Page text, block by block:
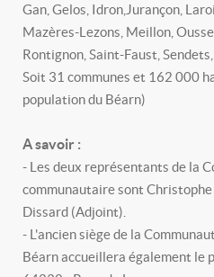
Gan, Gelos, Idron,Jurançon,
Mazères-Lezons, Meillon,
Rontignon, Saint-Faust, Sendets,
Soit 31 communes et 162 000
population du Béarn)
A savoir :
- Les deux représentants de la
communautaire sont
Dissard (Adjoint).
- L'ancien siège de la
Béarn accueillera également le